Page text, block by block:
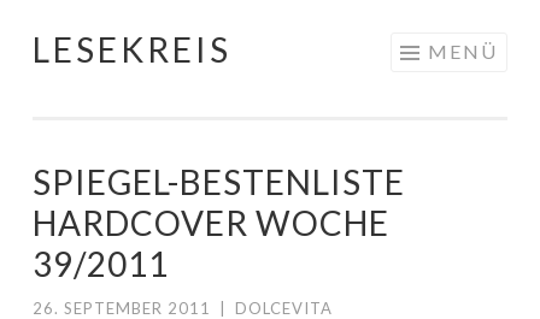
Springe
LESEKREIS MENÜ
SPIEGEL-BESTENLISTE
HARDCOVER WOCHE
39/2011
26. SEPTEMBER 2011 DOLCEVITA